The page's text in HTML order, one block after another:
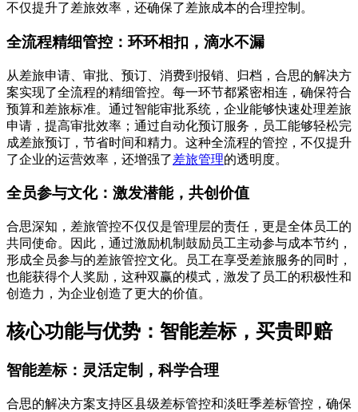
不仅提升了差旅效率，还确保了差旅成本的合理控制。
全流程精细管控：环环相扣，滴水不漏
从差旅申请、审批、预订、消费到报销、归档，合思的解决方
案实现了全流程的精细管控。每一环节都紧密相连，确保符合
预算和差旅标准。通过智能审批系统，企业能够快速处理差旅
申请，提高审批效率；通过自动化预订服务，员工能够轻松完
成差旅预订，节省时间和精力。这种全流程的管控，不仅提升
了企业的运营效率，还增强了差旅管理的透明度。
全员参与文化：激发潜能，共创价值
合思深知，差旅管控不仅仅是管理层的责任，更是全体员工的
共同使命。因此，通过激励机制鼓励员工主动参与成本节约，
形成全员参与的差旅管控文化。员工在享受差旅服务的同时，
也能获得个人奖励，这种双赢的模式，激发了员工的积极性和
创造力，为企业创造了更大的价值。
核心功能与优势：智能差标，买贵即赔
智能差标：灵活定制，科学合理
合思的解决方案支持区县级差标管控和淡旺季差标管控，确保